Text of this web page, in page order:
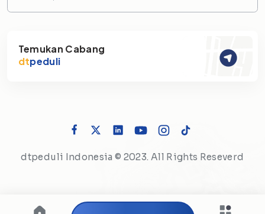
Temukan Cabang
dtpeduli
dtpeduli Indonesia © 2023. All Rights Reseverd